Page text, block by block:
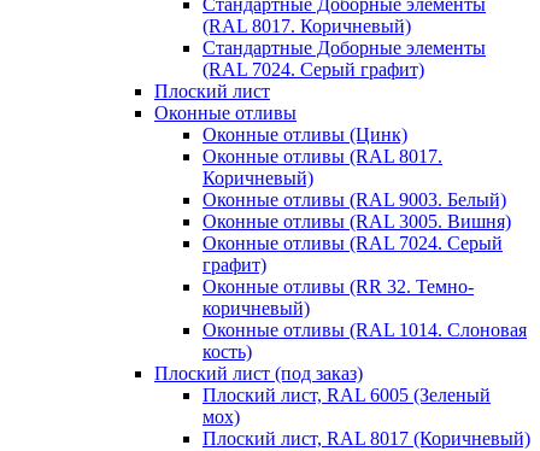
(RAL 8017. Коричневый)
Стандартные Доборные элементы
(RAL 7024. Серый графит)
Плоский лист
Оконные отливы
Оконные отливы (Цинк)
Оконные отливы (RAL 8017.
Коричневый)
Оконные отливы (RAL 9003. Белый)
Оконные отливы (RAL 3005. Вишня)
Оконные отливы (RAL 7024. Серый
графит)
Оконные отливы (RR 32. Темно-
коричневый)
Оконные отливы (RAL 1014. Слоновая
кость)
Плоский лист (под заказ)
Плоский лист, RAL 6005 (Зеленый
мох)
Плоский лист, RAL 8017 (Коричневый)